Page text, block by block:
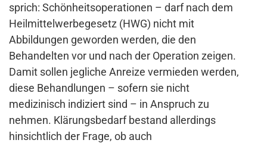
sprich: Schönheitsoperationen – darf nach dem
Heilmittelwerbegesetz (HWG) nicht mit
Abbildungen geworden werden, die den
Behandelten vor und nach der Operation zeigen.
Damit sollen jegliche Anreize vermieden werden,
diese Behandlungen – sofern sie nicht
medizinisch indiziert sind – in Anspruch zu
nehmen. Klärungsbedarf bestand allerdings
hinsichtlich der Frage, ob auch